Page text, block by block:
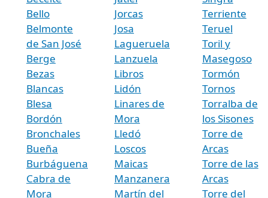
Bello
Belmonte
de San José
Berge
Bezas
Blancas
Blesa
Bordón
Bronchales
Bueña
Burbáguena
Cabra de
Mora
Jorcas
Josa
Lagueruela
Lanzuela
Libros
Lidón
Linares de
Mora
Lledó
Loscos
Maicas
Manzanera
Martín del
Terriente
Teruel
Toril y
Masegoso
Tormón
Tornos
Torralba de
los Sisones
Torre de
Arcas
Torre de las
Arcas
Torre del